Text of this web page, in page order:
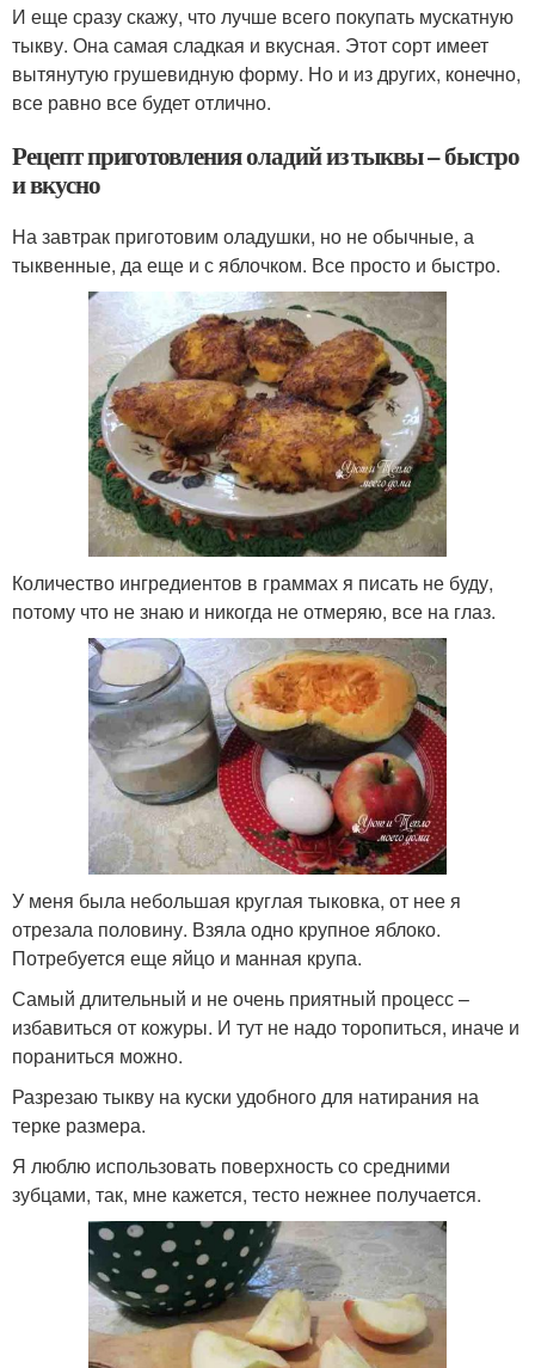
И еще сразу скажу, что лучше всего покупать мускатную
тыкву. Она самая сладкая и вкусная. Этот сорт имеет
вытянутую грушевидную форму. Но и из других, конечно,
все равно все будет отлично.
Рецепт приготовления оладий из тыквы – быстро
и вкусно
На завтрак приготовим оладушки, но не обычные, а
тыквенные, да еще и с яблочком. Все просто и быстро.
Количество ингредиентов в граммах я писать не буду,
потому что не знаю и никогда не отмеряю, все на глаз.
У меня была небольшая круглая тыковка, от нее я
отрезала половину. Взяла одно крупное яблоко.
Потребуется еще яйцо и манная крупа.
Самый длительный и не очень приятный процесс –
избавиться от кожуры. И тут не надо торопиться, иначе и
пораниться можно.
Разрезаю тыкву на куски удобного для натирания на
терке размера.
Я люблю использовать поверхность со средними
зубцами, так, мне кажется, тесто нежнее получается.